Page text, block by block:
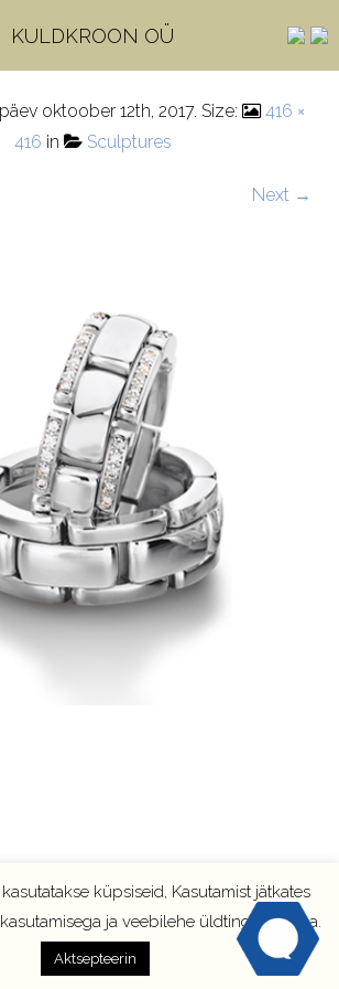
oktoober 12th, 2017. Size:
416 ×
416 in Sculptures
Next →
küpsiseid, Kasutamist jätkates
ja veebilehe üldtingimustega.
Aktsepteerin
KULDKROON OÜ